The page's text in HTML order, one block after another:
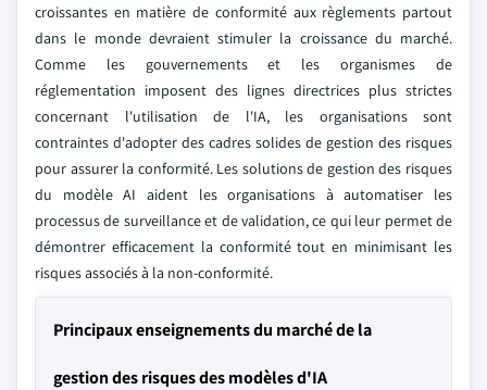
croissantes en matière de conformité aux règlements partout
dans le monde devraient stimuler la croissance du marché.
Comme les gouvernements et les organismes de
réglementation imposent des lignes directrices plus strictes
concernant l'utilisation de l'IA, les organisations sont
contraintes d'adopter des cadres solides de gestion des risques
pour assurer la conformité. Les solutions de gestion des risques
du modèle AI aident les organisations à automatiser les
processus de surveillance et de validation, ce qui leur permet de
démontrer efficacement la conformité tout en minimisant les
risques associés à la non-conformité.
Principaux enseignements du marché de la
gestion des risques des modèles d'IA